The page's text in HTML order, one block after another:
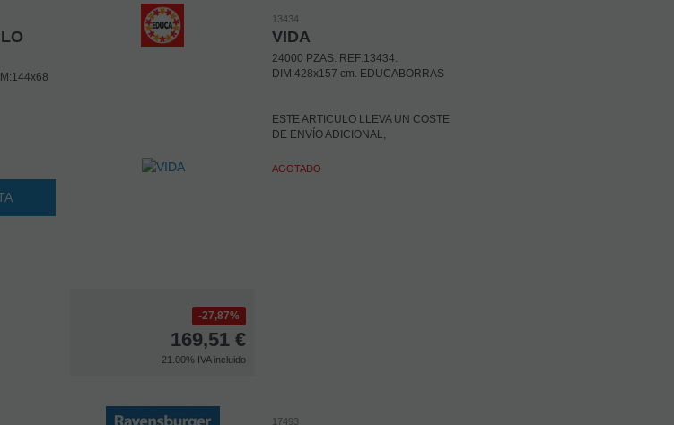
27,87%
169,51 €
21.00% IVA incluido
13434
VIDA
24000 PZAS. REF:13434.
DIM:428x157 cm. EDUCABORRAS
ESTE ARTICULO LLEVA UN COSTE
DE ENVÍO ADICIONAL,
REALIZAR SU PEDIDO
AGOTADO
17493